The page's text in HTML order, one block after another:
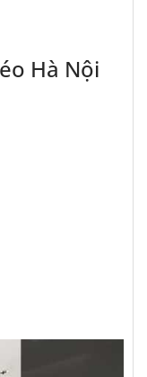
Hà Nội